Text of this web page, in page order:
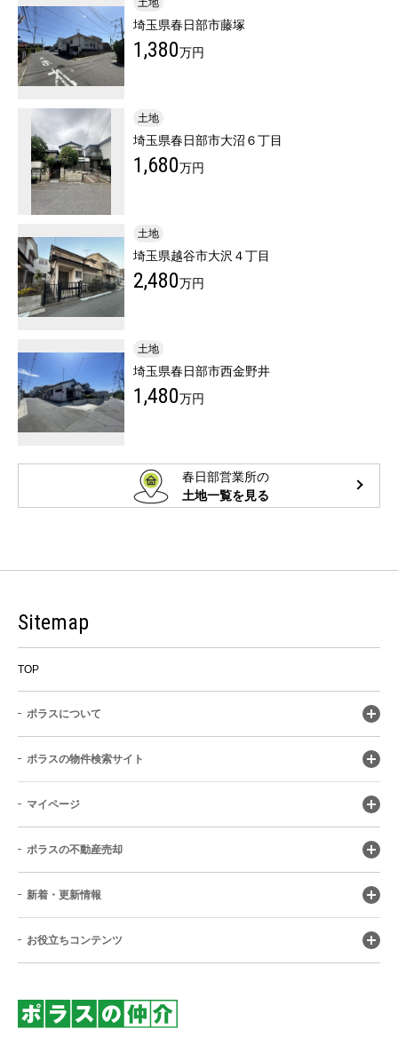
土地
埼玉県春日部市藤塚
1,380万円
土地
埼玉県春日部市大沼６丁目
1,680万円
土地
埼玉県越谷市大沢４丁目
2,480万円
土地
埼玉県春日部市西金野井
1,480万円
春日部営業所の
土地一覧を見る
Sitemap
TOP
ポラスについて
ポラスの物件検索サイト
マイページ
ポラスの不動産売却
新着・更新情報
お役立ちコンテンツ